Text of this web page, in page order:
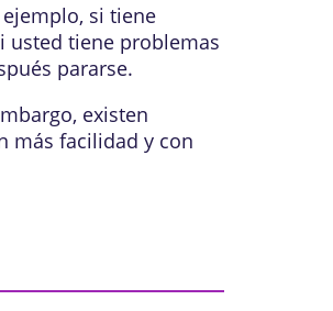
si tiene
usted tiene problemas
pararse.
existen
más facilidad y con